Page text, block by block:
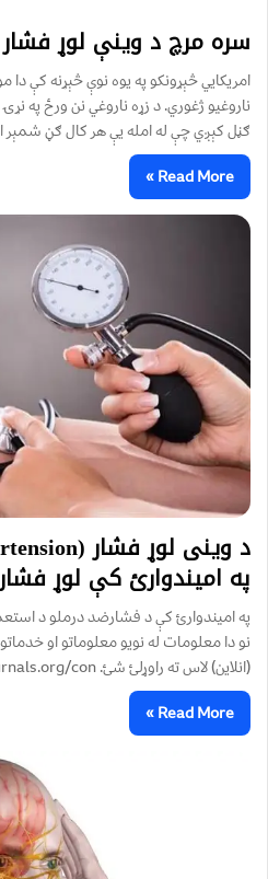
سره مرچ د وینې لوړ
امریکایي څېړونکو په یوه نوې څېړنه کې
ناروغیو ژغوري. د زړه ناروغي نن ورځ په
ګڼل کېږي چې له امله یې هر کال ګڼ شمېر
Read More »
په امیندوارئ کې لوړ فشار
په امیندوارئ کې د فشارضد درملو د
نو دا معلومات له نویو معلوماتو او
(انلاین) لاس ته راوړلئ شئ. http://hyper.ahajournals.org/con
Read More »